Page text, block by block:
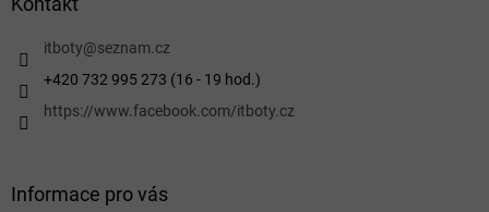
itboty@seznam.cz
+420 732 995 273 (16 - 19 hod.)
https://www.facebook.com/itboty.cz
Informace pro vás